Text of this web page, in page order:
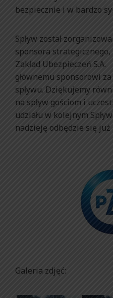
bezpiecznie i w bardzo
Spływ został
sponsora strategicznego,
Zakład Ubezpieczeń
głównemu sponsorowi
spływu. Dziękujemy
na spływ gościom i
udziału w kolejnym
nadzieję odbędzie się już
Galeria zdjęć: